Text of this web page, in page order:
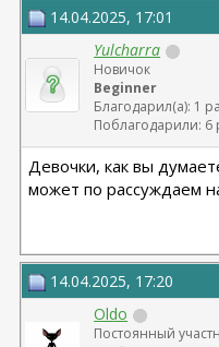
14.04.2025, 17:01
Yulcharra
Новичок
Beginner
Благодарил(а): 1
Поблагодарили: 6
Девочки, как вы
может по рассуждаем
14.04.2025, 17:20
Oldo
Постоянный